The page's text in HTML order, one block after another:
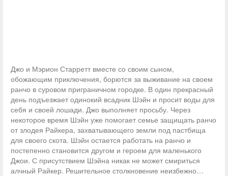
Джо и Мэрион Старретт вместе со своим сыном,
обожающим приключения, борются за выживание на своем
ранчо в суровом приграничном городке. В один прекрасный
день подъезжает одинокий всадник Шэйн и просит воды для
себя и своей лошади. Джо выполняет просьбу. Через
некоторое время Шэйн уже помогает семье защищать ранчо
от злодея Райкера, захватывающего земли под пастбища
для своего скота. Шэйн остается работать на ранчо и
постепенно становится другом и героем для маленького
Джои. С присутствием Шэйна никак не может смириться
алчный Райкер. Решительное столкновение неизбежно…